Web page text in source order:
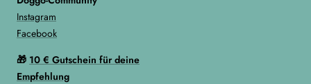
Instagram
Facebook
🎁 10 € Gutschein für deine
Empfehlung